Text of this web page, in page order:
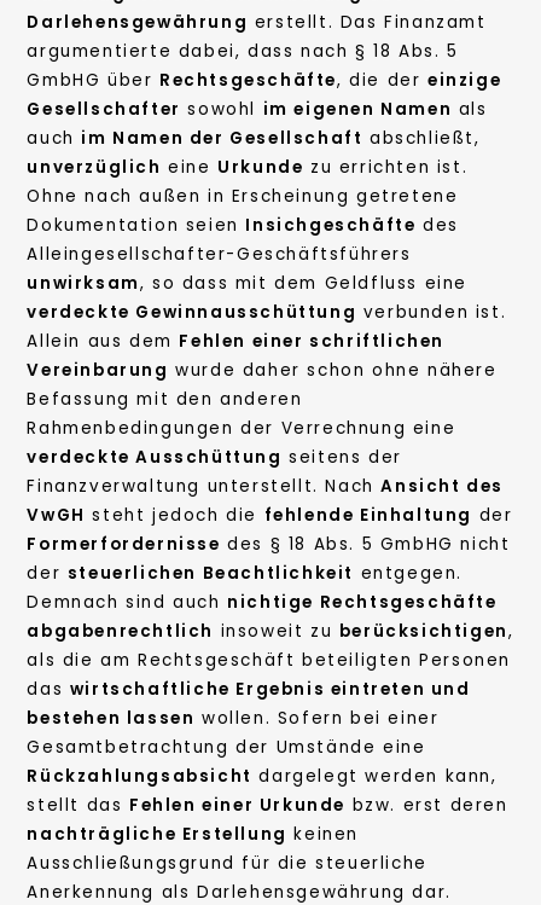
Darlehensgewährung erstellt. Das Finanzamt
argumentierte dabei, dass nach § 18 Abs. 5
GmbHG über Rechtsgeschäfte, die der einzige
Gesellschafter sowohl im eigenen Namen als
auch im Namen der Gesellschaft abschließt,
unverzüglich eine Urkunde zu errichten ist.
Ohne nach außen in Erscheinung getretene
Dokumentation seien Insichgeschäfte des
Alleingesellschafter-Geschäftsführers
unwirksam, so dass mit dem Geldfluss eine
verdeckte Gewinnausschüttung verbunden ist.
Allein aus dem Fehlen einer schriftlichen
Vereinbarung wurde daher schon ohne nähere
Befassung mit den anderen
Rahmenbedingungen der Verrechnung eine
verdeckte Ausschüttung seitens der
Finanzverwaltung unterstellt. NachAnsicht des
VwGH steht jedoch die fehlende Einhaltung der
Formerfordernisse des § 18 Abs. 5 GmbHG nicht
der steuerlichen Beachtlichkeit entgegen.
Demnach sind auch nichtige Rechtsgeschäfte
abgabenrechtlich insoweit zu berücksichtigen,
als die am Rechtsgeschäft beteiligten Personen
das wirtschaftliche Ergebnis eintreten und
bestehen lassen wollen. Sofern bei einer
Gesamtbetrachtung der Umstände eine
Rückzahlungsabsicht dargelegt werden kann,
stellt das Fehlen einer Urkunde bzw. erst deren
nachträgliche Erstellung keinen
Ausschließungsgrund für die steuerliche
Anerkennung als Darlehensgewährung dar.